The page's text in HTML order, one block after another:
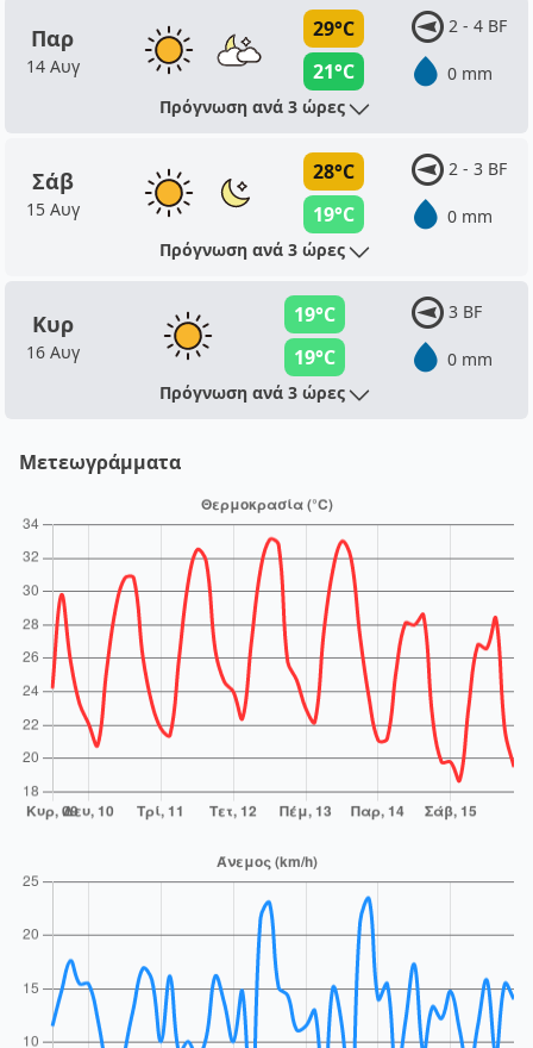
Παρ
14 Αυγ
29°C
21°C
2 - 4 BF
0 mm
Πρόγνωση ανά 3 ώρες
Σάβ
15 Αυγ
28°C
19°C
2 - 3 BF
0 mm
Πρόγνωση ανά 3 ώρες
Κυρ
16 Αυγ
19°C
19°C
3 BF
0 mm
Πρόγνωση ανά 3 ώρες
Μετεωγράμματα